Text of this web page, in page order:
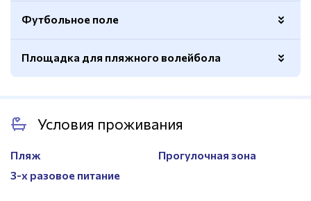
Вид
тренажеров
Кардиотренажеры, гантельный
ряд
Футбольное поле
Покрытие Натуральный газон
Площадка для пляжного волейбола
Размер
8х16м.
Условия проживания
Пляж
Прогулочная зона
3-х разовое питание